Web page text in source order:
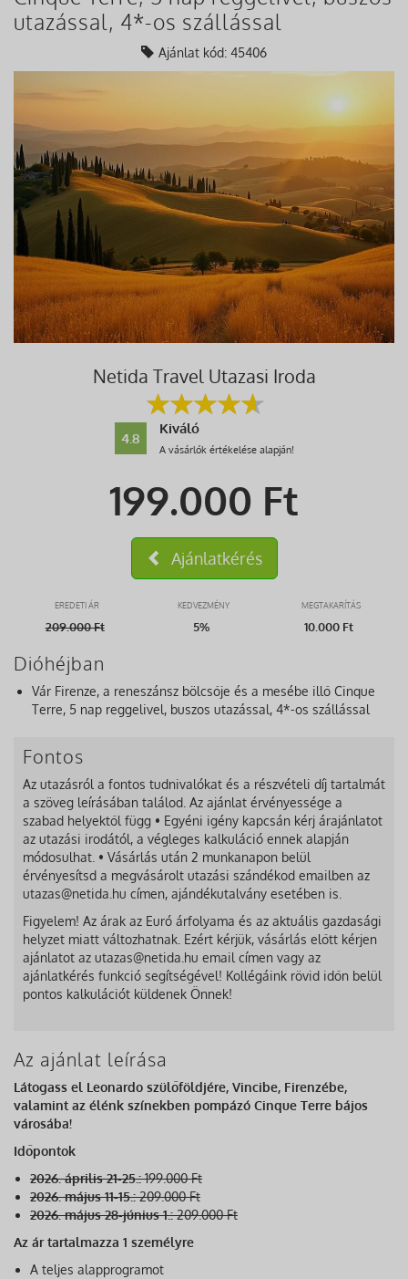
utazással, 4*-os szállással
Ajánlat kód: 45406
Netida Travel Utazasi Iroda
4.8
Kiváló
A vásárlók értékelése alapján!
199.000 Ft
Ajánlatkérés
EREDETI ÁR KEDVEZMÉNY MEGTAKARÍTÁS
209.000Ft 5% 10.000 Ft
Dióhéjban
Vár Firenze, a reneszánsz bölcsője és a mesébe illő Cinque
Terre, 5 nap reggelivel, buszos utazással, 4*-os szállással
Fontos
Az utazásról a fontos tudnivalókat és a részvételi díj tartalmát
a szöveg leírásában találod. Az ajánlat érvényessége a
szabad helyektől függ • Egyéni igény kapcsán kérj árajánlatot
az utazási irodától, a végleges kalkuláció ennek alapján
módosulhat. • Vásárlás után 2 munkanapon belül
érvényesítsd a megvásárolt utazási szándékod emailben az
utazas@netida.hu címen, ajándékutalvány esetében is.
Figyelem! Az árak az Euró árfolyama és az aktuális gazdasági
helyzet miatt változhatnak. Ezért kérjük, vásárlás előtt kérjen
ajánlatot az utazas@netida.hu email címen vagy az
ajánlatkérés funkció segítségével! Kollégáink rövid időn belül
pontos kalkulációt küldenek Önnek!
Az ajánlat leírása
Látogass el Leonardo szülőföldjére, Vincibe, Firenzébe,
valamint az élénk színekben pompázó Cinque Terre bájos
városába!
Időpontok
2026. április 21-25.:199.000 Ft
2026. május 11-15.:209.000 Ft
2026. május 28-június 1.:209.000 Ft
Az ár tartalmazza 1 személyre
A teljes alapprogramot